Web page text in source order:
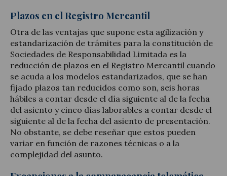
Plazos en el Registro Mercantil
Otra de las ventajas que supone esta agilización y
estandarización de trámites para la constitución de
Sociedades de Responsabilidad Limitada es la
reducción de plazos en el Registro Mercantil cuando
se acuda a los modelos estandarizados, que se han
fijado plazos tan reducidos como son, seis horas
hábiles a contar desde el día siguiente al de la fecha
del asiento y cinco días laborables a contar desde el
siguiente al de la fecha del asiento de presentación.
No obstante, se debe reseñar que estos pueden
variar en función de razones técnicas o a la
complejidad del asunto.